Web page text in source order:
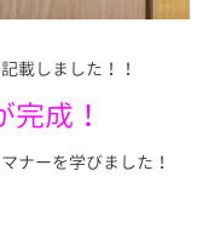
載しました！！
成！
ナーを学びました！